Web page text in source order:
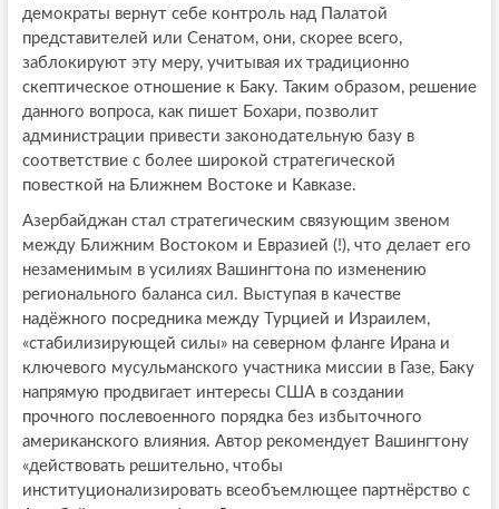
демократы вернут себе контроль над Палатой
представителей или Сенатом, они, скорее всего,
заблокируют эту меру, учитывая их традиционно
скептическое отношение к Баку. Таким образом, решение
данного вопроса, как пишет Бохари, позволит
администрации привести законодательную базу в
соответствие с более широкой стратегической
повесткой на Ближнем Востоке и Кавказе.
Азербайджан стал стратегическим связующим звеном
между Ближним Востоком и Евразией (!), что делает его
незаменимым в усилиях Вашингтона по изменению
регионального баланса сил. Выступая в качестве
надёжного посредника между Турцией и Израилем,
«стабилизирующей силы» на северном фланге Ирана и
ключевого мусульманского участника миссии в Газе, Баку
напрямую продвигает интересы США в создании
прочного послевоенного порядка без избыточного
американского влияния. Автор рекомендует Вашингтону
«действовать решительно, чтобы
институционализировать всеобъемлющее партнёрство с